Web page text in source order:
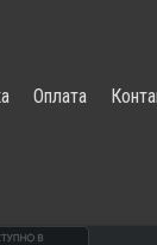
Оплата